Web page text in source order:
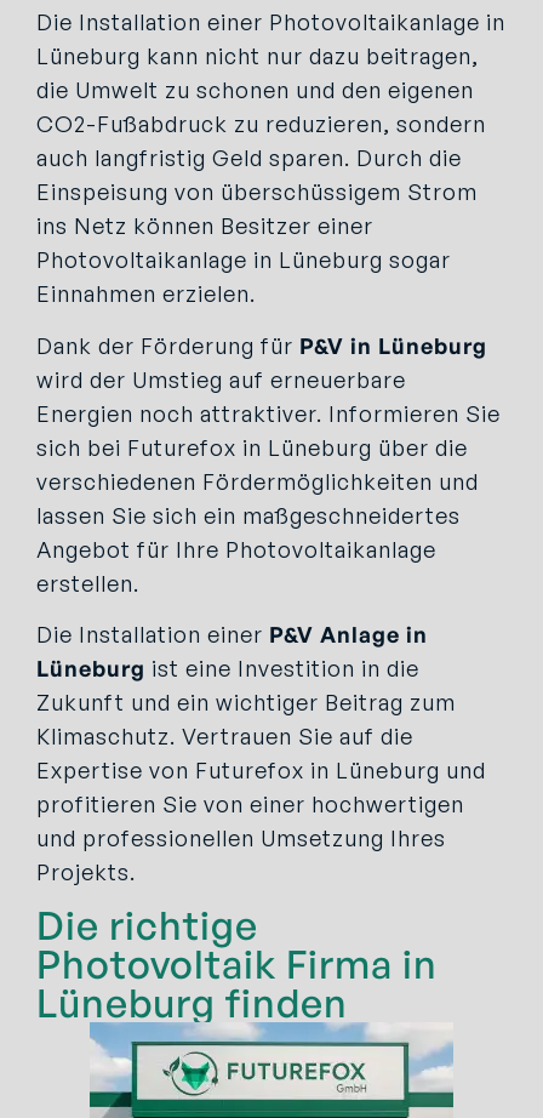
Die Installation einer Photovoltaikanlage in
Lüneburg kann nicht nur dazu beitragen,
die Umwelt zu schonen und den eigenen
CO2-Fußabdruck zu reduzieren, sondern
auch langfristig Geld sparen. Durch die
Einspeisung von überschüssigem Strom
ins Netz können Besitzer einer
Photovoltaikanlage in Lüneburg sogar
Einnahmen erzielen.
Dank der Förderung für P&V in Lüneburg
wird der Umstieg auf erneuerbare
Energien noch attraktiver. Informieren Sie
sich bei Futurefox in Lüneburg über die
verschiedenen Fördermöglichkeiten und
lassen Sie sich ein maßgeschneidertes
Angebot für Ihre Photovoltaikanlage
erstellen.
Die Installation einer P&V Anlage in
Lüneburg ist eine Investition in die
Zukunft und ein wichtiger Beitrag zum
Klimaschutz. Vertrauen Sie auf die
Expertise von Futurefox in Lüneburg und
profitieren Sie von einer hochwertigen
und professionellen Umsetzung Ihres
Projekts.
Die richtige
Photovoltaik Firma in
Lüneburg finden